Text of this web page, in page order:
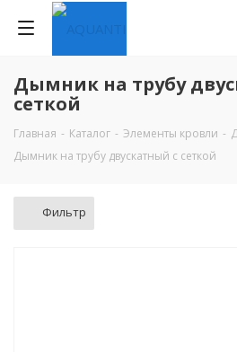
Дымник на трубу
сеткой
Главная - Каталог - Элементы кровли -
Дымник на трубу двускатный с сеткой
Фильтр